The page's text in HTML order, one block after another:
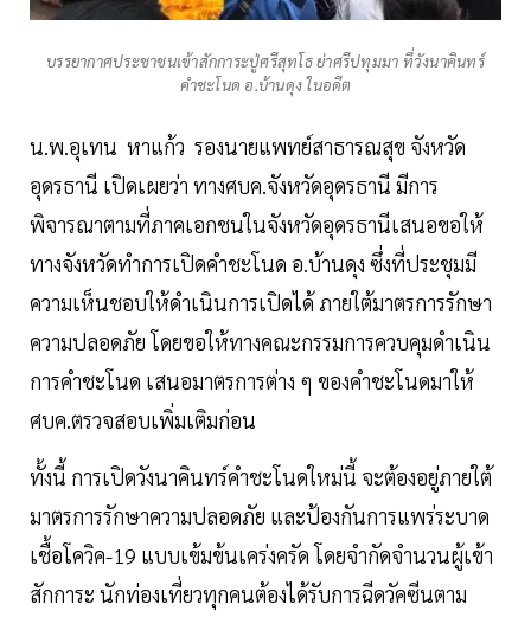
บรรยากาศประชาชนเข้าสักการะปู่ศรีสุทโธ ย่าศรีปทุมมา ที่วังนาคินทร์
คำชะโนด อ.บ้านดุง ในอดีต
น.พ.อุเทน หาแก้ว รองนายแพทย์สาธารณสุข จังหวัด
อุดรธานี เปิดเผยว่า ทางศบค.จังหวัดอุดรธานี มีการ
พิจารณาตามที่ภาคเอกชนในจังหวัดอุดรธานีเสนอขอให้
ทางจังหวัดทำการเปิดคำชะโนด อ.บ้านดุง ซึ่งที่ประชุมมี
ความเห็นชอบให้ดำเนินการเปิดได้ ภายใต้มาตรการรักษา
ความปลอดภัย โดยขอให้ทางคณะกรรมการควบคุมดำเนิน
การคำชะโนด เสนอมาตรการต่าง ๆ ของคำชะโนดมาให้
ศบค.ตรวจสอบเพิ่มเติมก่อน
ทั้งนี้ การเปิดวังนาคินทร์คำชะโนดใหม่นี้ จะต้องอยู่ภายใต้
มาตรการรักษาความปลอดภัย และป้องกันการแพร่ระบาด
เชื้อโควิค-19 แบบเข้มข้นเคร่งครัด โดยจำกัดจำนวนผู้เข้า
สักการะ นักท่องเที่ยวทุกคนต้องได้รับการฉีดวัคซีนตาม